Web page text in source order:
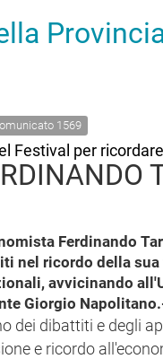
1569
Festival per
Ferdinando
nel ricordo della
avvicinando
Giorgio
dei dibattiti e degli
e ricordo